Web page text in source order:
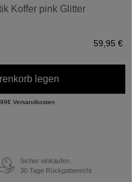
Koffer pink Glitter
59,95 €
legen
Versandkosten
€
Sicher einkaufen.
30 Tage Rückgaberecht